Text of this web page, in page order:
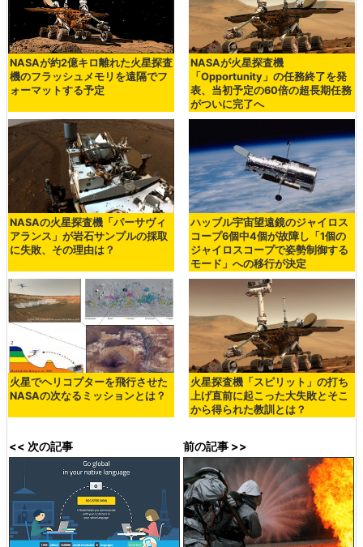
NASAが約2億キロ離れた火星探査
機のフラッシュメモリを遠隔でフ
ォーマットする予定
NASAが火星探査機
「Opportunity」の任務終了を発
表、当初予定の60倍の超長期任務
がついに完了へ
NASAの火星探査機「パーサヴィ
アランス」が岩石サンプルの採取
に失敗、その理由は？
ハッブル宇宙望遠鏡のジャイロス
コープ6個中4個が故障し「1個の
ジャイロスコープで姿勢制御する
モード」への移行が決定
火星でヘリコプターを飛行させた
NASAの次なるミッションとは？
火星探査機「スピリット」の打ち
上げ直前に起こった大失敗とそこ
から得られた教訓とは？
<< 次の記事 前の記事 >>